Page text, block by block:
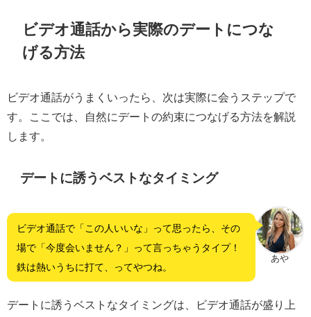
ビデオ通話から実際のデートにつな
げる方法
ビデオ通話がうまくいったら、次は実際に会うステップで
す。ここでは、自然にデートの約束につなげる方法を解説
します。
デートに誘うベストなタイミング
あや
ビデオ通話で「この人いいな」って思ったら、その
場で「今度会いません？」って言っちゃうタイプ！
鉄は熱いうちに打て、ってやつね。
デートに誘うベストなタイミングは、ビデオ通話が盛り上